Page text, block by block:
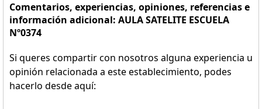
Comentarios, experiencias, opiniones, referencias e
información adicional: AULA SATELITE ESCUELA
Nº0374
Si queres compartir con nosotros alguna experiencia u
opinión relacionada a este establecimiento, podes
hacerlo desde aquí: